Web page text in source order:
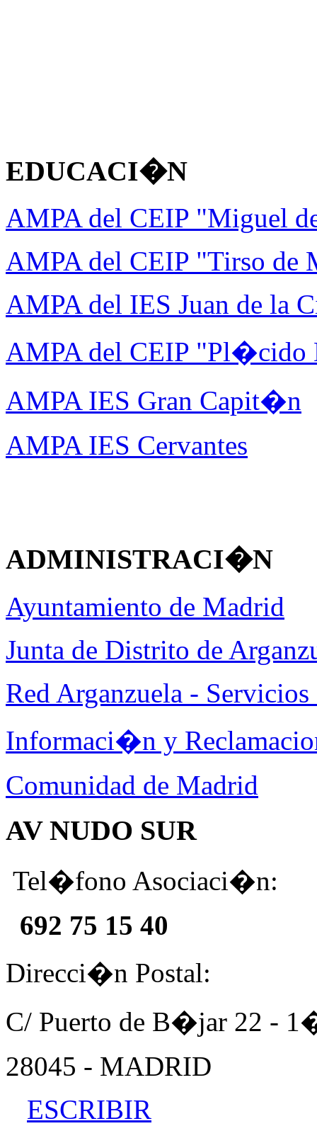
EDUCACI�N
AMPA del CEIP "Miguel
AMPA del CEIP "Tirso de
AMPA del IES Juan de la
AMPA del CEIP "Pl�cido
AMPA IES Gran Capit�n
AMPA IES Cervantes
ADMINISTRACI�N
Ayuntamiento de Madrid
Junta de Distrito de
Red Arganzuela - Servicios
Informaci�n y
Comunidad de Madrid
AV NUDO SUR
Tel�fono Asociaci�n:
692 75 15 40
Direcci�n Postal:
C/ Puerto de B�jar 22 -
28045 - MADRID
ESCRIBIR